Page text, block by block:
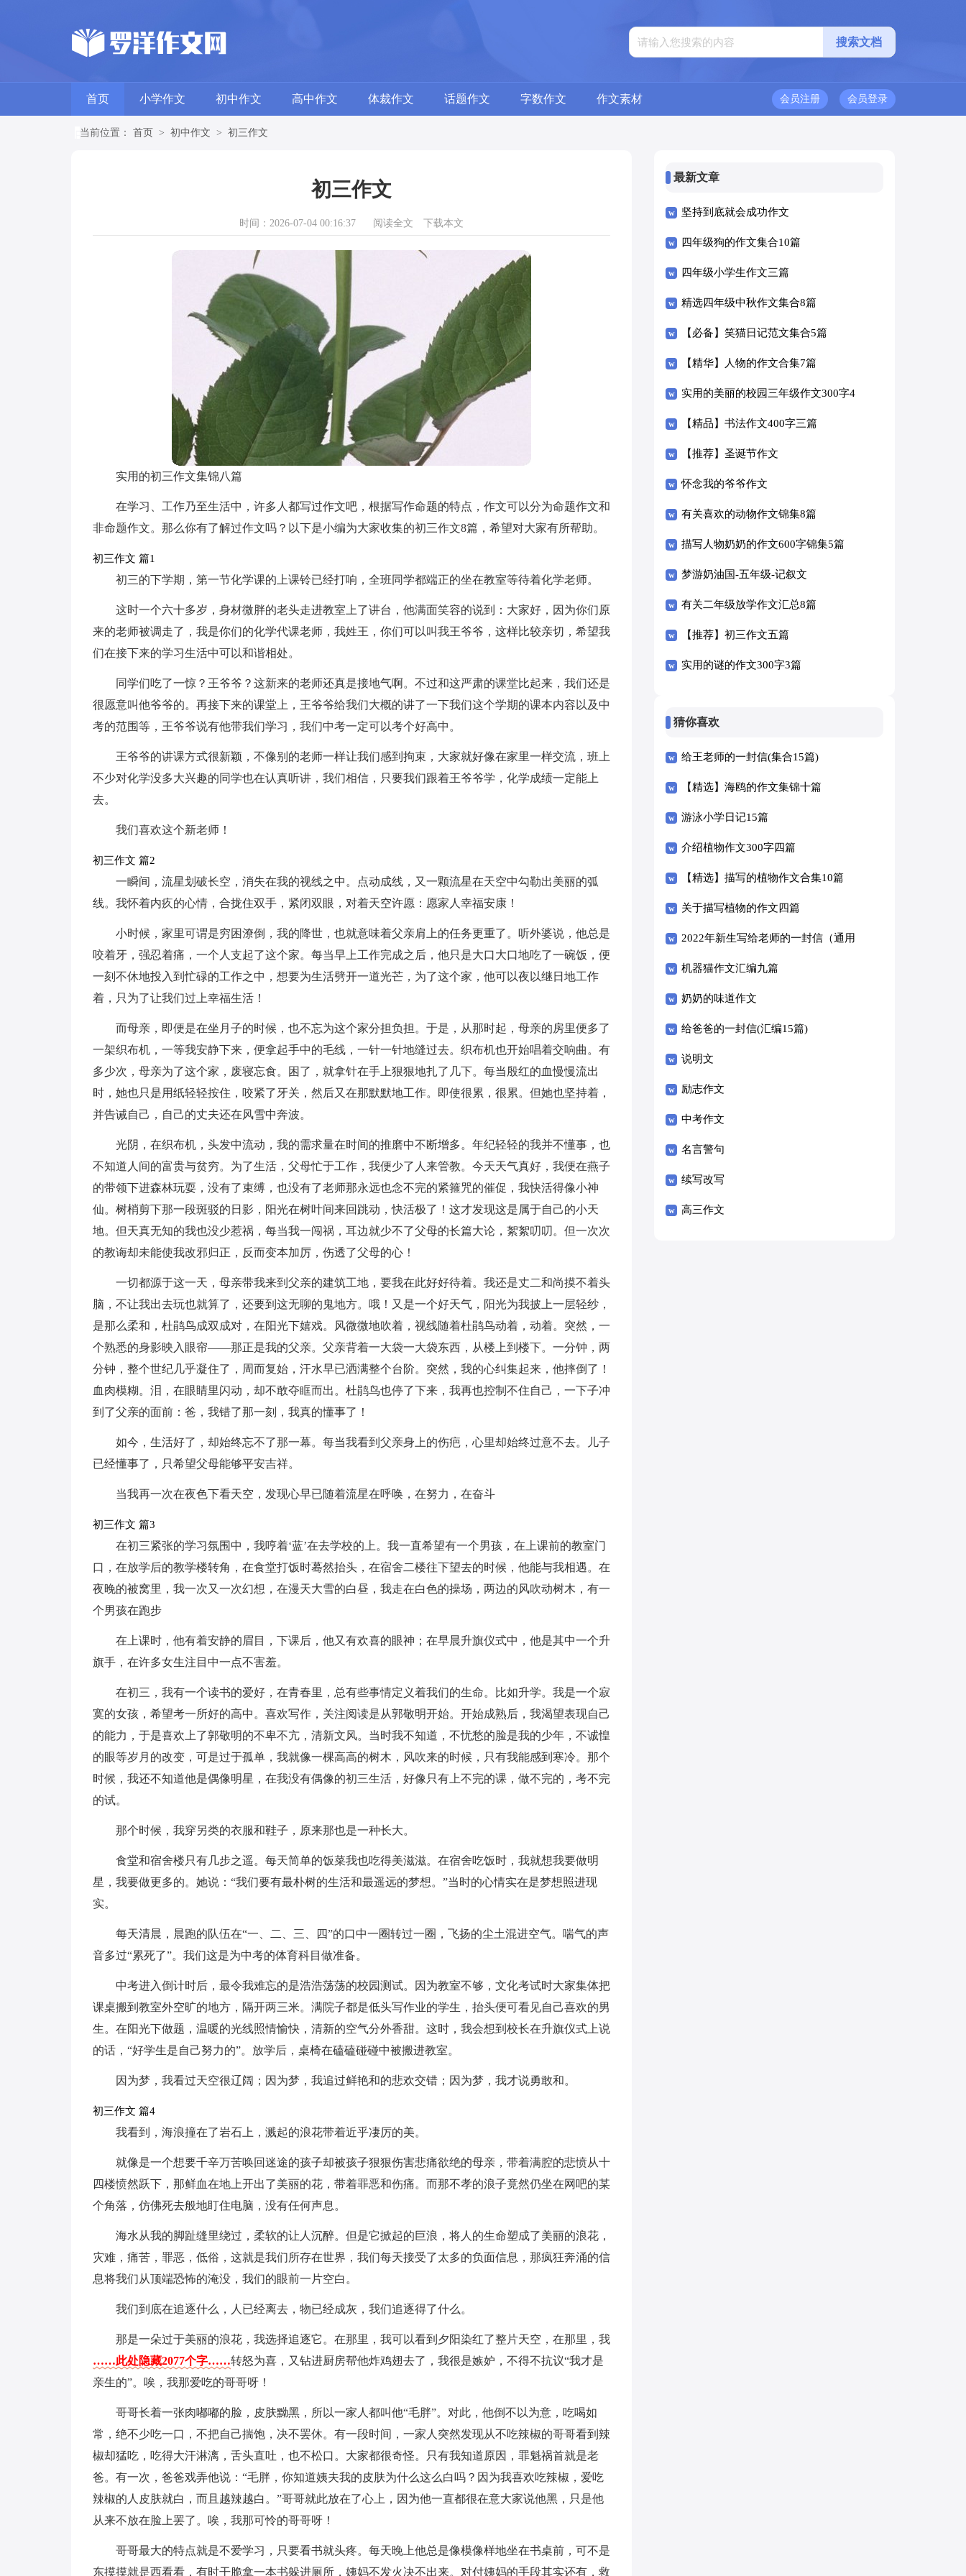
首页 小学作文 初中作文 高中作文 体裁作文 话题作文 字数作文 作文素材 会员登录
会员注册
当前位置： 首页 > 初中作文 > 初三作文
初三作文
时间：2026-07-04 00:16:37 阅读全文 下载本文
实用的初三作文集锦八篇
在学习、工作乃至生活中，许多人都写过作文吧，根据写作命题的特点，作文可以分为命题作文和
非命题作文。那么你有了解过作文吗？以下是小编为大家收集的初三作文8篇，希望对大家有所帮助。
初三作文 篇1
初三的下学期，第一节化学课的上课铃已经打响，全班同学都端正的坐在教室等待着化学老师。
这时一个六十多岁，身材微胖的老头走进教室上了讲台，他满面笑容的说到：大家好，因为你们原
来的老师被调走了，我是你们的化学代课老师，我姓王，你们可以叫我王爷爷，这样比较亲切，希望我
们在接下来的学习生活中可以和谐相处。
同学们吃了一惊？王爷爷？这新来的老师还真是接地气啊。不过和这严肃的课堂比起来，我们还是
很愿意叫他爷爷的。再接下来的课堂上，王爷爷给我们大概的讲了一下我们这个学期的课本内容以及中
考的范围等，王爷爷说有他带我们学习，我们中考一定可以考个好高中。
王爷爷的讲课方式很新颖，不像别的老师一样让我们感到拘束，大家就好像在家里一样交流，班上
不少对化学没多大兴趣的同学也在认真听讲，我们相信，只要我们跟着王爷爷学，化学成绩一定能上
去。
我们喜欢这个新老师！
初三作文 篇2
一瞬间，流星划破长空，消失在我的视线之中。点动成线，又一颗流星在天空中勾勒出美丽的弧
线。我怀着内疚的心情，合拢住双手，紧闭双眼，对着天空许愿：愿家人幸福安康！
小时候，家里可谓是穷困潦倒，我的降世，也就意味着父亲肩上的任务更重了。听外婆说，他总是
咬着牙，强忍着痛，一个人支起了这个家。每当早上工作完成之后，他只是大口大口地吃了一碗饭，便
一刻不休地投入到忙碌的工作之中，想要为生活劈开一道光芒，为了这个家，他可以夜以继日地工作
着，只为了让我们过上幸福生活！
而母亲，即便是在坐月子的时候，也不忘为这个家分担负担。于是，从那时起，母亲的房里便多了
一架织布机，一等我安静下来，便拿起手中的毛线，一针一针地缝过去。织布机也开始唱着交响曲。有
多少次，母亲为了这个家，废寝忘食。困了，就拿针在手上狠狠地扎了几下。每当殷红的血慢慢流出
时，她也只是用纸轻轻按住，咬紧了牙关，然后又在那默默地工作。即使很累，很累。但她也坚持着，
并告诫自己，自己的丈夫还在风雪中奔波。
光阴，在织布机，头发中流动，我的需求量在时间的推磨中不断增多。年纪轻轻的我并不懂事，也
不知道人间的富贵与贫穷。为了生活，父母忙于工作，我便少了人来管教。今天天气真好，我便在燕子
的带领下进森林玩耍，没有了束缚，也没有了老师那永远也念不完的紧箍咒的催促，我快活得像小神
仙。树梢剪下那一段斑驳的日影，阳光在树叶间来回跳动，快活极了！这才发现这是属于自己的小天
地。但天真无知的我也没少惹祸，每当我一闯祸，耳边就少不了父母的长篇大论，絮絮叨叨。但一次次
的教诲却未能使我改邪归正，反而变本加厉，伤透了父母的心！
一切都源于这一天，母亲带我来到父亲的建筑工地，要我在此好好待着。我还是丈二和尚摸不着头
脑，不让我出去玩也就算了，还要到这无聊的鬼地方。哦！又是一个好天气，阳光为我披上一层轻纱，
是那么柔和，杜鹃鸟成双成对，在阳光下嬉戏。风微微地吹着，视线随着杜鹃鸟动着，动着。突然，一
个熟悉的身影映入眼帘——那正是我的父亲。父亲背着一大袋一大袋东西，从楼上到楼下。一分钟，两
分钟，整个世纪几乎凝住了，周而复始，汗水早已洒满整个台阶。突然，我的心纠集起来，他摔倒了！
血肉模糊。泪，在眼睛里闪动，却不敢夺眶而出。杜鹃鸟也停了下来，我再也控制不住自己，一下子冲
到了父亲的面前：爸，我错了那一刻，我真的懂事了！
如今，生活好了，却始终忘不了那一幕。每当我看到父亲身上的伤疤，心里却始终过意不去。儿子
已经懂事了，只希望父母能够平安吉祥。
当我再一次在夜色下看天空，发现心早已随着流星在呼唤，在努力，在奋斗
初三作文 篇3
在初三紧张的学习氛围中，我哼着‘蓝’在去学校的上。我一直希望有一个男孩，在上课前的教室门
口，在放学后的教学楼转角，在食堂打饭时蓦然抬头，在宿舍二楼往下望去的时候，他能与我相遇。在
夜晚的被窝里，我一次又一次幻想，在漫天大雪的白昼，我走在白色的操场，两边的风吹动树木，有一
个男孩在跑步
在上课时，他有着安静的眉目，下课后，他又有欢喜的眼神；在早晨升旗仪式中，他是其中一个升
旗手，在许多女生注目中一点不害羞。
在初三，我有一个读书的爱好，在青春里，总有些事情定义着我们的生命。比如升学。我是一个寂
寞的女孩，希望考一所好的高中。喜欢写作，关注阅读是从郭敬明开始。开始成熟后，我渴望表现自己
的能力，于是喜欢上了郭敬明的不卑不亢，清新文风。当时我不知道，不忧愁的脸是我的少年，不诚惶
的眼等岁月的改变，可是过于孤单，我就像一棵高高的树木，风吹来的时候，只有我能感到寒冷。那个
时候，我还不知道他是偶像明星，在我没有偶像的初三生活，好像只有上不完的课，做不完的，考不完
的试。
那个时候，我穿另类的衣服和鞋子，原来那也是一种长大。
食堂和宿舍楼只有几步之遥。每天简单的饭菜我也吃得美滋滋。在宿舍吃饭时，我就想我要做明
星，我要做更多的。她说：“我们要有最朴树的生活和最遥远的梦想。”当时的心情实在是梦想照进现
实。
每天清晨，晨跑的队伍在“一、二、三、四”的口中一圈转过一圈，飞扬的尘土混进空气。喘气的声
音多过“累死了”。我们这是为中考的体育科目做准备。
中考进入倒计时后，最令我难忘的是浩浩荡荡的校园测试。因为教室不够，文化考试时大家集体把
课桌搬到教室外空旷的地方，隔开两三米。满院子都是低头写作业的学生，抬头便可看见自己喜欢的男
生。在阳光下做题，温暖的光线照情愉快，清新的空气分外香甜。这时，我会想到校长在升旗仪式上说
的话，“好学生是自己努力的”。放学后，桌椅在磕磕碰碰中被搬进教室。
因为梦，我看过天空很辽阔；因为梦，我追过鲜艳和的悲欢交错；因为梦，我才说勇敢和。
初三作文 篇4
我看到，海浪撞在了岩石上，溅起的浪花带着近乎凄厉的美。
就像是一个想要千辛万苦唤回迷途的孩子却被孩子狠狠伤害悲痛欲绝的母亲，带着满腔的悲愤从十
四楼愤然跃下，那鲜血在地上开出了美丽的花，带着罪恶和伤痛。而那不孝的浪子竟然仍坐在网吧的某
个角落，仿佛死去般地盯住电脑，没有任何声息。
海水从我的脚趾缝里绕过，柔软的让人沉醉。但是它掀起的巨浪，将人的生命塑成了美丽的浪花，
灾难，痛苦，罪恶，低俗，这就是我们所存在世界，我们每天接受了太多的负面信息，那疯狂奔涌的信
息将我们从顶端恐怖的淹没，我们的眼前一片空白。
我们到底在追逐什么，人已经离去，物已经成灰，我们追逐得了什么。
那是一朵过于美丽的浪花，我选择追逐它。在那里，我可以看到夕阳染红了整片天空，在那里，我
……此处隐藏2077个字……转怒为喜，又钻进厨房帮他炸鸡翅去了，我很是嫉妒，不得不抗议“我才是
亲生的”。唉，我那爱吃的哥哥呀！
哥哥长着一张肉嘟嘟的脸，皮肤黝黑，所以一家人都叫他“毛胖”。对此，他倒不以为意，吃喝如
常，绝不少吃一口，不把自己揣饱，决不罢休。有一段时间，一家人突然发现从不吃辣椒的哥哥看到辣
椒却猛吃，吃得大汗淋漓，舌头直吐，也不松口。大家都很奇怪。只有我知道原因，罪魁祸首就是老
爸。有一次，爸爸戏弄他说：“毛胖，你知道姨夫我的皮肤为什么这么白吗？因为我喜欢吃辣椒，爱吃
辣椒的人皮肤就白，而且越辣越白。”哥哥就此放在了心上，因为他一直都很在意大家说他黑，只是他
从来不放在脸上罢了。唉，我那可怜的哥哥呀！
哥哥最大的特点就是不爱学习，只要看书就头疼。每天晚上他总是像模像样地坐在书桌前，可不是
东摸摸就是西看看，有时干脆拿一本书躲进厕所，姨妈不发火决不出来。对付姨妈的手段其实还有，救
最新文章
坚持到底就会成功作文
四年级狗的作文集合10篇
四年级小学生作文三篇
精选四年级中秋作文集合8篇
【必备】笑猫日记范文集合5篇
【精华】人物的作文合集7篇
实用的美丽的校园三年级作文300字4
篇
【精品】书法作文400字三篇
【推荐】圣诞节作文
怀念我的爷爷作文
有关喜欢的动物作文锦集8篇
描写人物奶奶的作文600字锦集5篇
梦游奶油国-五年级-记叙文
有关二年级放学作文汇总8篇
【推荐】初三作文五篇
实用的谜的作文300字3篇
猜你喜欢
给王老师的一封信(集合15篇)
【精选】海鸥的作文集锦十篇
游泳小学日记15篇
介绍植物作文300字四篇
【精选】描写的植物作文合集10篇
关于描写植物的作文四篇
2022年新生写给老师的一封信（通用
8篇）
机器猫作文汇编九篇
奶奶的味道作文
给爸爸的一封信(汇编15篇)
说明文
励志作文
中考作文
名言警句
续写改写
高三作文